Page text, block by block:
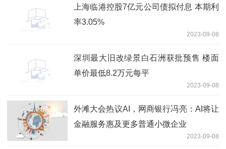
上海临港控股7亿元公司债拟付息 本期利
率3.05%
2023-09-08
深圳最大旧改绿景白石洲获批预售 楼面
单价最低8.2万元每平
2023-09-08
外滩大会热议AI，网商银行冯亮：AI将让
金融服务惠及更多普通小微企业
2023-09-08